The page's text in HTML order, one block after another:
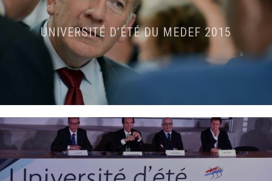
UNIVERSITÉ D’ÉTÉ DU MEDEF 2015